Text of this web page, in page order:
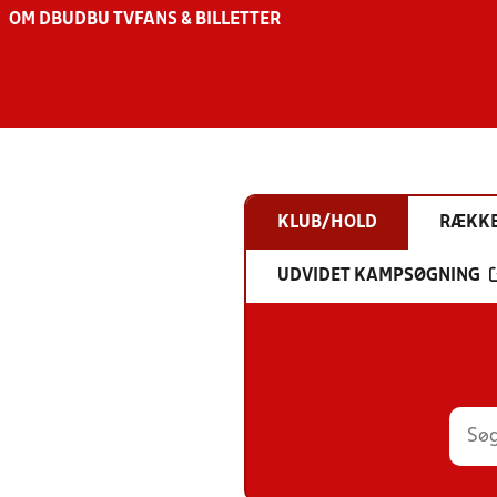
OM DBU DBU TV FANS & BILLETTER
KLUB/HOLD
UDVIDET KAMPSØGNING